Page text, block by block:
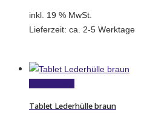
inkl. 19 % MwSt.
Lieferzeit: ca. 2-5 Werktage
Tablet Lederhülle braun